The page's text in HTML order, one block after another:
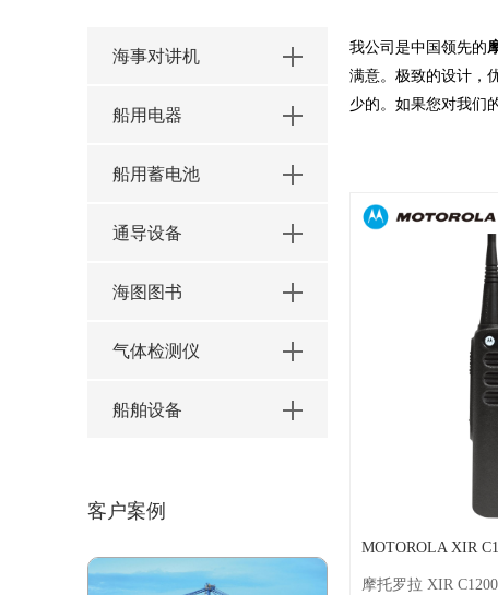
我公司是中国领先的
满意。极致的设计，
少的。如果您对我们
MOTOROLA XIR
摩托罗拉 XIR
海事对讲机
船用电器
船用蓄电池
通导设备
海图图书
气体检测仪
船舶设备
客户案例